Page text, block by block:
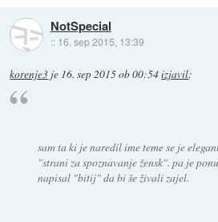
NotSpecial
:: 16. sep 2015, 13:39
korenje3 je 16. sep 2015 ob 00:54izjavil:
sam ta ki je naredil ime teme se je
"strani za spoznavanje žensk". pa je
napisal "bitij" da bi še živali zajel.